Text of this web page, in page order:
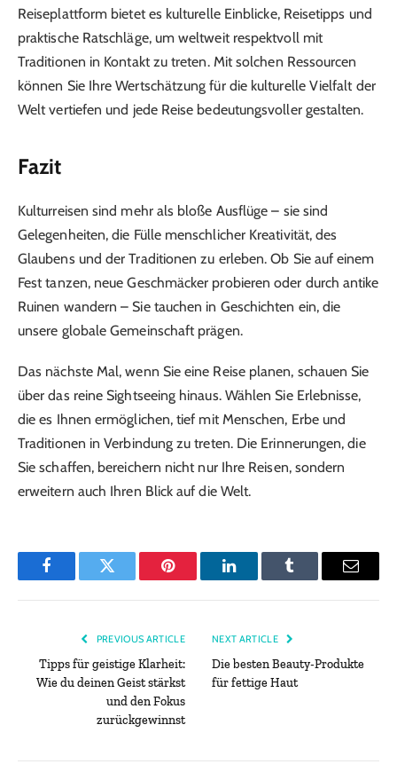
Reiseplattform bietet es kulturelle Einblicke, Reisetipps und
praktische Ratschläge, um weltweit respektvoll mit
Traditionen in Kontakt zu treten. Mit solchen Ressourcen
können Sie Ihre Wertschätzung für die kulturelle Vielfalt der
Welt vertiefen und jede Reise bedeutungsvoller gestalten.
Fazit
Kulturreisen sind mehr als bloße Ausflüge – sie sind
Gelegenheiten, die Fülle menschlicher Kreativität, des
Glaubens und der Traditionen zu erleben. Ob Sie auf einem
Fest tanzen, neue Geschmäcker probieren oder durch antike
Ruinen wandern – Sie tauchen in Geschichten ein, die
unsere globale Gemeinschaft prägen.
Das nächste Mal, wenn Sie eine Reise planen, schauen Sie
über das reine Sightseeing hinaus. Wählen Sie Erlebnisse,
die es Ihnen ermöglichen, tief mit Menschen, Erbe und
Traditionen in Verbindung zu treten. Die Erinnerungen, die
Sie schaffen, bereichern nicht nur Ihre Reisen, sondern
erweitern auch Ihren Blick auf die Welt.
FacebookTwitter Pinterest LinkedInTumblr Email
PREVIOUS ARTICLE
Tipps für geistige Klarheit:
Wie du deinen Geist stärkst
und den Fokus
zurückgewinnst
NEXT ARTICLE
Die besten Beauty-Produkte
für fettige Haut